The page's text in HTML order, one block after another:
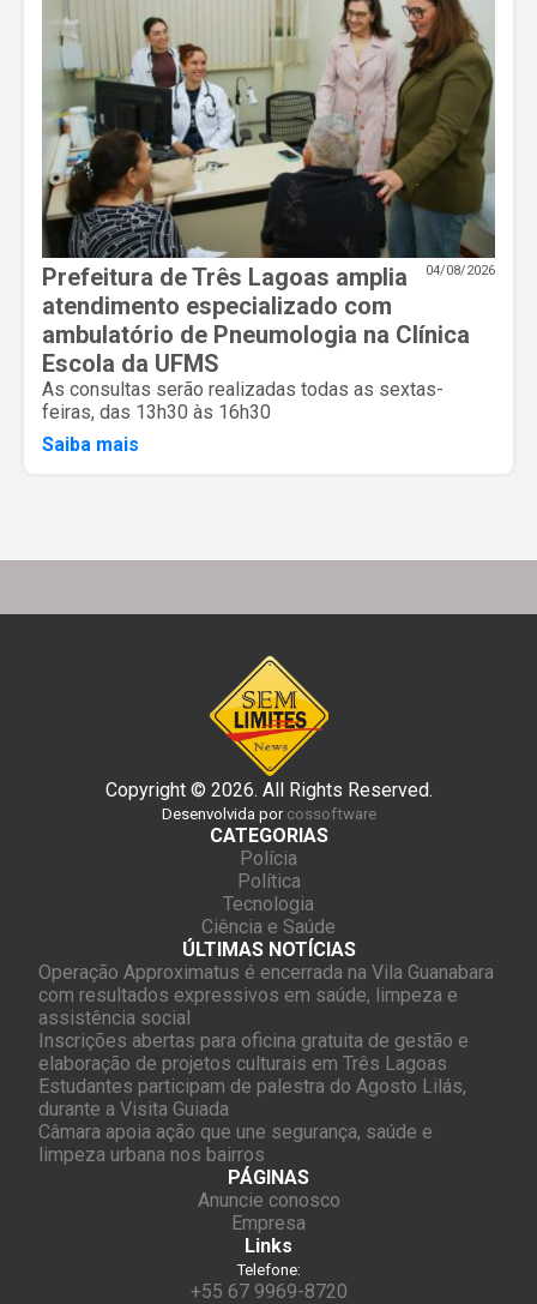
04/08/2026
Prefeitura de Três Lagoas amplia
atendimento especializado com
ambulatório de Pneumologia na Clínica
Escola da UFMS
As consultas serão realizadas todas as sextas-
feiras, das 13h30 às 16h30
Saiba mais
Copyright © 2026. All Rights Reserved.
Desenvolvida por cossoftware
CATEGORIAS
Polícia
Política
Tecnologia
Ciência e Saúde
ÚLTIMAS NOTÍCIAS
Operação Approximatus é encerrada na Vila Guanabara
com resultados expressivos em saúde, limpeza e
assistência social
Inscrições abertas para oficina gratuita de gestão e
elaboração de projetos culturais em Três Lagoas
Estudantes participam de palestra do Agosto Lilás,
durante a Visita Guiada
Câmara apoia ação que une segurança, saúde e
limpeza urbana nos bairros
PÁGINAS
Anuncie conosco
Empresa
Links
Telefone:
+55 67 9969-8720